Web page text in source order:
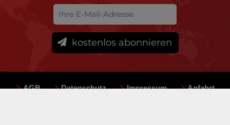
kostenlos abonnieren
AGB Datenschutz Impressum
Anfahrt